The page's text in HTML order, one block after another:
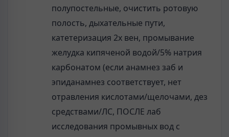
полупостельные, очистить ротовую
полость, дыхательные пути,
катетеризация 2х вен, промывание
желудка кипяченой водой/5% натрия
карбонатом (если анамнез заб и
эпиданамнез соответствует, нет
отравления кислотами/щелочами, дез
средствами/ЛС, ПОСЛЕ лаб
исследования промывных вод с